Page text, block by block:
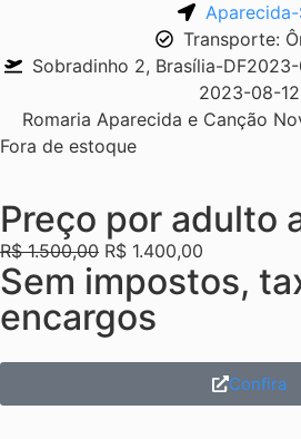
Aparecida-
Transporte:
Sobradinho 2, Brasília-DF
2023-08-12
Romaria Aparecida e Canção
Fora de estoque
Preço por adulto
R$1.500,00 R$ 1.400,00
Sem impostos,
encargos
Confira